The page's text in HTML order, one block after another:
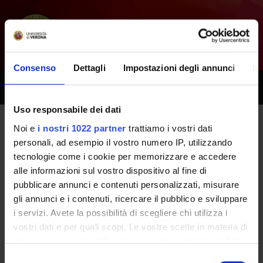
Consenso Dettagli Impostazioni degli annunci
Uso responsabile dei dati
Noi e i nostri 1022 partner trattiamo i vostri dati
personali, ad esempio il vostro numero IP, utilizzando
tecnologie come i cookie per memorizzare e accedere
alle informazioni sul vostro dispositivo al fine di
pubblicare annunci e contenuti personalizzati, misurare
gli annunci e i contenuti, ricercare il pubblico e sviluppare
i servizi. Avete la possibilità di scegliere chi utilizza i
vostri dati e per quali scopi. Le vostre scelte in materia di
privacy sono applicabili solo su questa proprietà digitale
Toggle
Tutti i prossimi seminari -
Farmacologia, anestesia ed
emergenza in odontoiatria -
(2019/2020)
Home Didattica Seminari